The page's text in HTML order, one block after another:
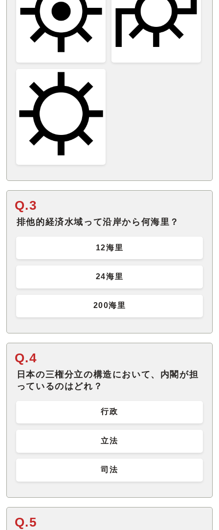
Q.3
排他的経済水域って沿岸から何海里？
12海里
24海里
200海里
Q.4
日本の三権分立の構造において、内閣が担
っているのはどれ？
行政
立法
司法
Q.5